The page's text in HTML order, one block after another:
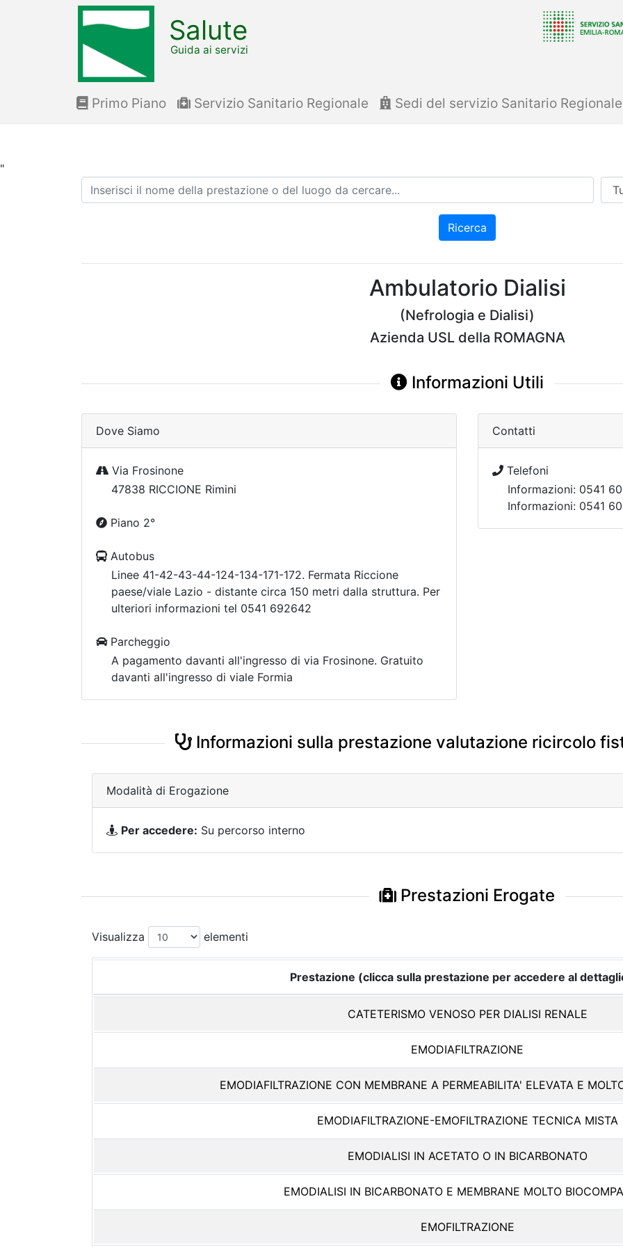
"
Salute
Guida ai servizi
Primo Piano Servizio Sanitario Regionale Sedi del servizio Sanitario Regionale
Ricerca
Ricerca
Ambulatorio Dialisi
(Nefrologia e Dialisi)
Azienda USL della ROMAGNA
Informazioni Utili
Dove Siamo
Via Frosinone
47838 RICCIONE Rimini
Piano 2°
Autobus
Linee 41-42-43-44-124-134-171-172. Fermata Riccione
paese/viale Lazio - distante circa 150 metri dalla struttura. Per
ulteriori informazioni tel 0541 692642
Parcheggio
A pagamento davanti all'ingresso di via Frosinone. Gratuito
davanti all'ingresso di viale Formia
Contatti
Telefoni
Informazioni: 0541
Informazioni: 0541
Informazioni sulla prestazione valutazione ricircolo
Modalità di Erogazione
Per accedere: Su percorso interno
Prestazioni Erogate
Visualizza elementi
Prestazione (clicca sulla prestazione per accedere al
CATETERISMO VENOSO PER DIALISI RENALE
EMODIAFILTRAZIONE
EMODIAFILTRAZIONE CON MEMBRANE A PERMEABILITA' ELEVATA E
EMODIAFILTRAZIONE-EMOFILTRAZIONE TECNICA MISTA
EMODIALISI IN ACETATO O IN BICARBONATO
EMODIALISI IN BICARBONATO E MEMBRANE MOLTO
EMOFILTRAZIONE